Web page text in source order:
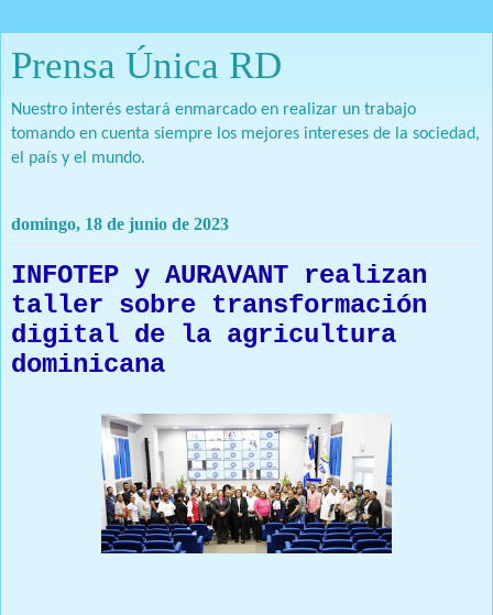
Prensa Única RD
Nuestro interés estará enmarcado en realizar un trabajo
tomando en cuenta siempre los mejores intereses de la sociedad,
el país y el mundo.
domingo, 18 de junio de 2023
INFOTEP y AURAVANT realizan
taller sobre transformación
digital de la agricultura
dominicana